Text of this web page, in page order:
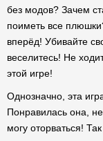
без модов? Зачем
поиметь все
вперёд! Убивайте
веселитесь! Не
этой игре!
Однозначно, эта
Понравилась она,
могу оторваться!